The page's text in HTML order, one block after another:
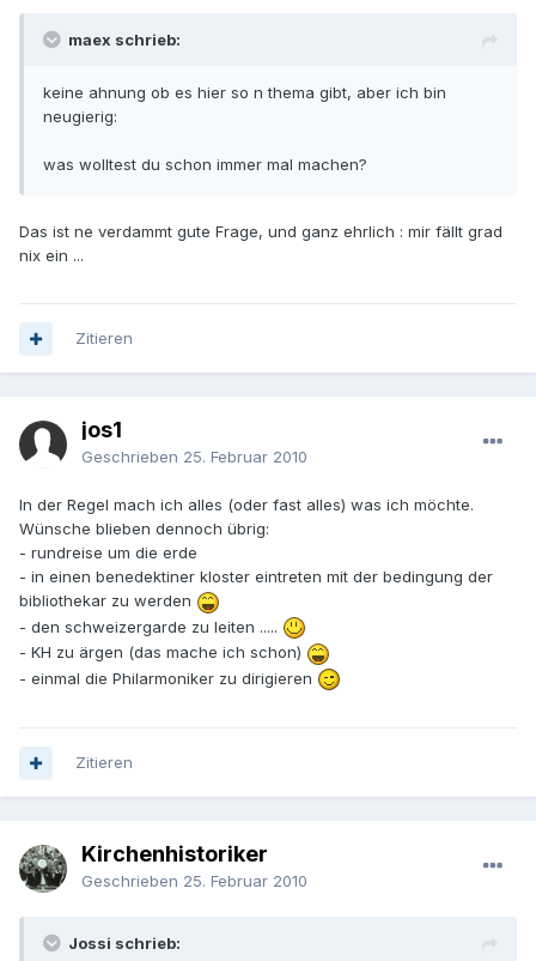
maex schrieb:
keine ahnung ob es hier so n thema gibt, aber ich bin
neugierig:
was wolltest du schon immer mal machen?
Das ist ne verdammt gute Frage, und ganz ehrlich : mir fällt grad
nix ein ...
Zitieren
jos1
Geschrieben 25. Februar 2010
In der Regel mach ich alles (oder fast alles) was ich möchte.
Wünsche blieben dennoch übrig:
- rundreise um die erde
- in einen benedektiner kloster eintreten mit der bedingung der
bibliothekar zu werden
- den schweizergarde zu leiten .....
- KH zu ärgen (das mache ich schon)
- einmal die Philarmoniker zu dirigieren
Zitieren
Kirchenhistoriker
Geschrieben 25. Februar 2010
Jossi schrieb: